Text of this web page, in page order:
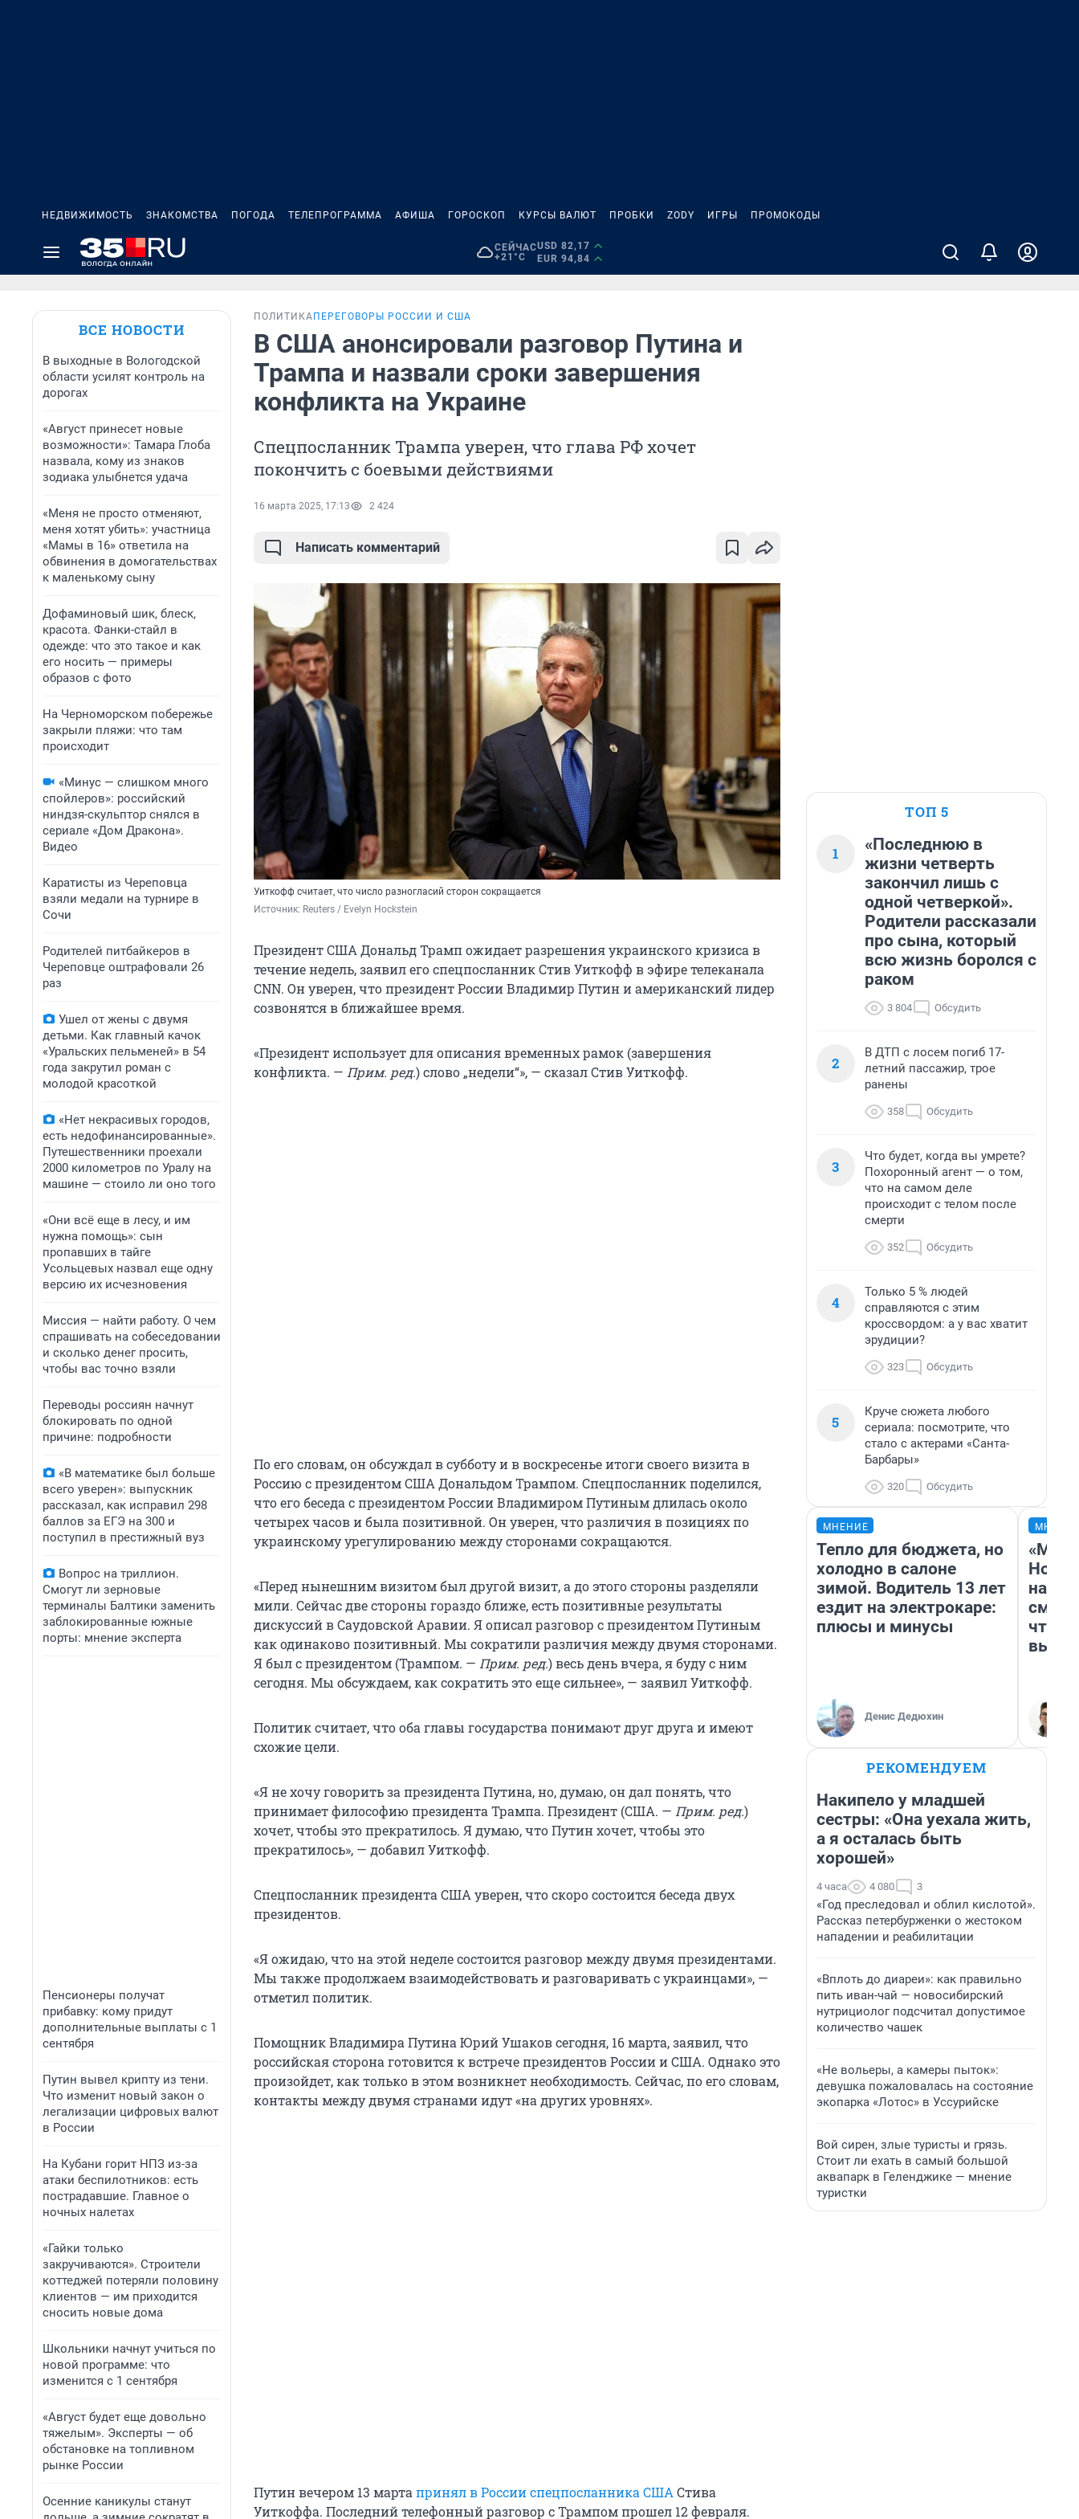
НЕДВИЖИМОСТЬ ЗНАКОМСТВА ПОГОДА ТЕЛЕПРОГРАММА АФИША ГОРОСКОП КУРСЫ ВАЛЮТ ПРОБКИ ZODY ИГРЫ ПРОМОКОДЫ
СЕЙЧАС
+21°C
USD 82,17
EUR 94,84
ВСЕ НОВОСТИ
В выходные в Вологодской
области усилят контроль на
дорогах
«Август принесет новые
возможности»: Тамара Глоба
назвала, кому из знаков
зодиака улыбнется удача
«Меня не просто отменяют,
меня хотят убить»: участница
«Мамы в 16» ответила на
обвинения в домогательствах
к маленькому сыну
Дофаминовый шик, блеск,
красота. Фанки-стайл в
одежде: что это такое и как
его носить — примеры
образов с фото
На Черноморском побережье
закрыли пляжи: что там
происходит
«Минус — слишком много
спойлеров»: российский
ниндзя-скульптор снялся в
сериале «Дом Дракона».
Видео
Каратисты из Череповца
взяли медали на турнире в
Сочи
Родителей питбайкеров в
Череповце оштрафовали 26
раз
Ушел от жены с двумя
детьми. Как главный качок
«Уральских пельменей» в 54
года закрутил роман с
молодой красоткой
«Нет некрасивых городов,
есть недофинансированные».
Путешественники проехали
2000 километров по Уралу на
машине — стоило ли оно того
«Они всё еще в лесу, и им
нужна помощь»: сын
пропавших в тайге
Усольцевых назвал еще одну
версию их исчезновения
Миссия — найти работу. О чем
спрашивать на собеседовании
и сколько денег просить,
чтобы вас точно взяли
Переводы россиян начнут
блокировать по одной
причине: подробности
«В математике был больше
всего уверен»: выпускник
рассказал, как исправил 298
баллов за ЕГЭ на 300 и
поступил в престижный вуз
Вопрос на триллион.
Смогут ли зерновые
терминалы Балтики заменить
заблокированные южные
порты: мнение эксперта
Пенсионеры получат
прибавку: кому придут
дополнительные выплаты с 1
сентября
Путин вывел крипту из тени.
Что изменит новый закон о
легализации цифровых валют
в России
На Кубани горит НПЗ из-за
атаки беспилотников: есть
пострадавшие. Главное о
ночных налетах
«Гайки только
закручиваются». Строители
коттеджей потеряли половину
клиентов — им приходится
сносить новые дома
Школьники начнут учиться по
новой программе: что
изменится с 1 сентября
«Август будет еще довольно
тяжелым». Эксперты — об
обстановке на топливном
рынке России
Осенние каникулы станут
ПОЛИТИКА ПЕРЕГОВОРЫ РОССИИ И США
В США анонсировали разговор Путина и
Трампа и назвали сроки завершения
конфликта на Украине
Спецпосланник Трампа уверен, что глава РФ хочет
покончить с боевыми действиями
16 марта 2025, 17:13 2 424
Написать комментарий
Уиткофф считает, что число разногласий сторон сокращается
Источник: Reuters / Evelyn Hockstein
Президент США Дональд Трамп ожидает разрешения украинского кризиса в
течение недель, заявил его спецпосланник Стив Уиткофф в эфире телеканала
CNN. Он уверен, что президент России Владимир Путин и американский лидер
созвонятся в ближайшее время.
«Президент использует для описания временных рамок (завершения
конфликта. — Прим. ред.) слово „недели“», — сказал Стив Уиткофф.
По его словам, он обсуждал в субботу и в воскресенье итоги своего визита в
Россию с президентом США Дональдом Трампом. Спецпосланник поделился,
что его беседа с президентом России Владимиром Путиным длилась около
четырех часов и была позитивной. Он уверен, что различия в позициях по
украинскому урегулированию между сторонами сокращаются.
«Перед нынешним визитом был другой визит, а до этого стороны разделяли
мили. Сейчас две стороны гораздо ближе, есть позитивные результаты
дискуссий в Саудовской Аравии. Я описал разговор с президентом Путиным
как одинаково позитивный. Мы сократили различия между двумя сторонами.
Я был с президентом (Трампом. — Прим. ред.) весь день вчера, я буду с ним
сегодня. Мы обсуждаем, как сократить это еще сильнее», — заявил Уиткофф.
Политик считает, что оба главы государства понимают друг друга и имеют
схожие цели.
«Я не хочу говорить за президента Путина, но, думаю, он дал понять, что
принимает философию президента Трампа. Президент (США. — Прим. ред.)
хочет, чтобы это прекратилось. Я думаю, что Путин хочет, чтобы это
прекратилось», — добавил Уиткофф.
Спецпосланник президента США уверен, что скоро состоится беседа двух
президентов.
«Я ожидаю, что на этой неделе состоится разговор между двумя президентами.
Мы также продолжаем взаимодействовать и разговаривать с украинцами», —
отметил политик.
Помощник Владимира Путина Юрий Ушаков сегодня, 16 марта, заявил, что
российская сторона готовится к встрече президентов России и США. Однако это
произойдет, как только в этом возникнет необходимость. Сейчас, по его словам,
контакты между двумя странами идут «на других уровнях».
Путин вечером 13 марта принял в России спецпосланника США Стива
Уиткоффа. Последний телефонный разговор с Трампом прошел 12 февраля.
ТОП 5
1
«Последнюю в
жизни четверть
закончил лишь с
одной четверкой».
Родители рассказали
про сына, который
всю жизнь боролся с
раком
3 804 Обсудить
2
В ДТП с лосем погиб 17-
летний пассажир, трое
ранены
358 Обсудить
3
Что будет, когда вы умрете?
Похоронный агент — о том,
что на самом деле
происходит с телом после
смерти
352 Обсудить
4
Только 5 % людей
справляются с этим
кроссвордом: а у вас хватит
эрудиции?
323 Обсудить
5
Круче сюжета любого
сериала: посмотрите, что
стало с актерами «Санта-
Барбары»
320 Обсудить
МНЕНИЕ
Тепло для бюджета, но
холодно в салоне
зимой. Водитель 13 лет
ездит на электрокаре:
плюсы и минусы
Денис Дедюхин
«Мы
РЕКОМЕНДУЕМ
Накипело у младшей
сестры: «Она уехала жить,
а я осталась быть
хорошей»
4 часа 4 080 3
«Год преследовал и облил кислотой».
Рассказ петербурженки о жестоком
нападении и реабилитации
«Вплоть до диареи»: как правильно
пить иван-чай — новосибирский
нутрициолог подсчитал допустимое
количество чашек
«Не вольеры, а камеры пыток»:
девушка пожаловалась на состояние
экопарка «Лотос» в Уссурийске
Вой сирен, злые туристы и грязь.
Стоит ли ехать в самый большой
аквапарк в Геленджике — мнение
туристки